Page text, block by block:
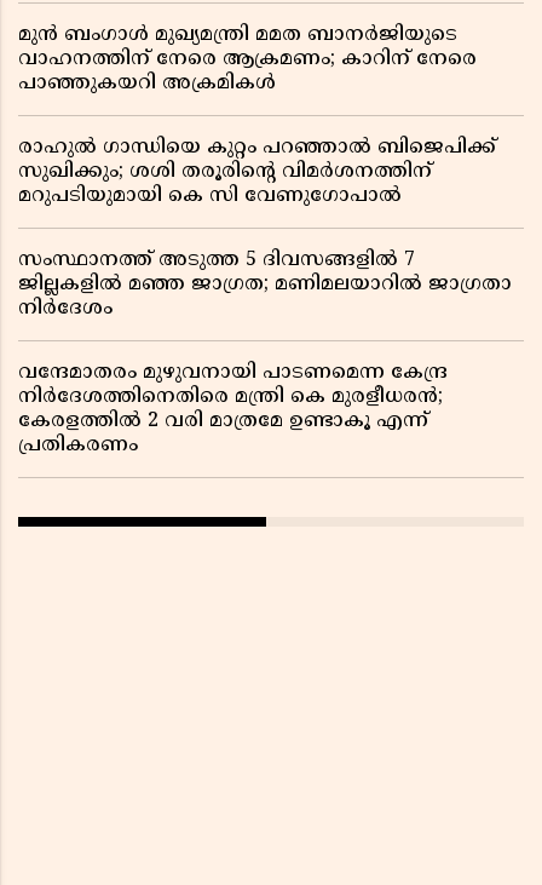
മുൻ ബംഗാൾ മുഖ്യമന്ത്രി മമത ബാനർജിയുടെ
വാഹനത്തിന് നേരെ ആക്രമണം; കാറിന് നേരെ
പാഞ്ഞുകയറി അക്രമികൾ
രാഹുൽ ഗാന്ധിയെ കുറ്റം പറഞ്ഞാൽ ബിജെപിക്ക്
സുഖിക്കും; ശശി തരൂരിന്റെ വിമർശനത്തിന്
മറുപടിയുമായി കെ സി വേണുഗോപാൽ
സംസ്ഥാനത്ത് അടുത്ത 5 ദിവസങ്ങളിൽ 7
ജില്ലകളിൽ മഞ്ഞ ജാഗ്രത; മണിമലയാറിൽ ജാഗ്രതാ
നിർദേശം
വന്ദേമാതരം മുഴുവനായി പാടണമെന്ന കേന്ദ്ര
നിർദേശത്തിനെതിരെ മന്ത്രി കെ മുരളീധരൻ;
കേരളത്തിൽ 2 വരി മാത്രമേ ഉണ്ടാകൂ എന്ന്
പ്രതികരണം